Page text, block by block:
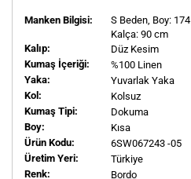
Manken Bilgisi: S Beden, Boy: 174
Kalça: 90 cm
Kalıp:
Düz Kesim
Kumaş İçeriği:
%100 Linen
Yaka:
Yuvarlak Yaka
Kol:
Kolsuz
Kumaş Tipi:
Dokuma
Boy:
Kısa
Ürün Kodu:
6SW067243 -05
Üretim Yeri:
Türkiye
Renk:
Bordo